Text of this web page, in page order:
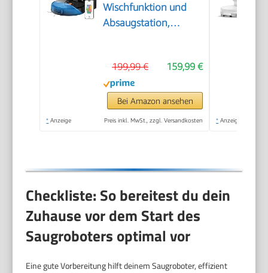
Wischfunktion und
Absaugstation,
Laser Navigation,180
für Tierhaare,
Hartböden,Schwarz
159,99 €
199,99 €
Bei Amazon ansehen
* Anzeige Preis inkl. MwSt., zzgl. Versandkosten * Anzeige
Checkliste: So bereitest du dein
Zuhause vor dem Start des
Saugroboters optimal vor
Eine gute Vorbereitung hilft deinem Saugroboter, effizient